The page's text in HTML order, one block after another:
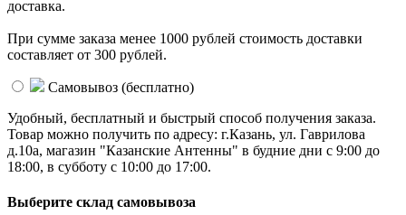
доставка.
При сумме заказа менее 1000 рублей стоимость доставки
составляет от 300 рублей.
Самовывоз (бесплатно)
Удобный, бесплатный и быстрый способ получения заказа.
Товар можно получить по адресу: г.Казань, ул. Гаврилова
д.10а, магазин "Казанские Антенны" в будние дни с 9:00 до
18:00, в субботу с 10:00 до 17:00.
Выберите склад самовывоза